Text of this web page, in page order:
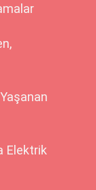
Elektrik